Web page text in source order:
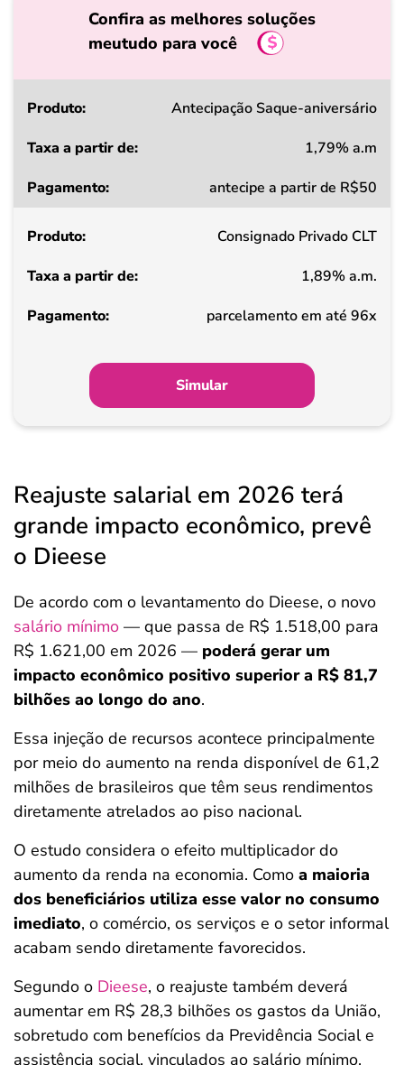
Confira as melhores soluções
meutudo para você
Produto
a
de
Pagamento
Antecipação Saque-aniversário
1,79% a.m
antecipe a partir de R$50
Consignado Privado CLT
1,89% a.m.
parcelamento em até 96x
Simular
Reajuste salarial em 2026 terá
grande impacto econômico, prevê
o Dieese
De acordo com o levantamento do Dieese, o novo
salário mínimo — que passa de R$ 1.518,00 para
R$ 1.621,00 em 2026 — poderá gerar um
impacto econômico positivo superior a R$ 81,7
bilhões ao longo do ano.
Essa injeção de recursos acontece principalmente
por meio do aumento na renda disponível de 61,2
milhões de brasileiros que têm seus rendimentos
diretamente atrelados ao piso nacional.
O estudo considera o efeito multiplicador do
aumento da renda na economia. Como a maioria
dos beneficiários utiliza esse valor no consumo
imediato, o comércio, os serviços e o setor informal
acabam sendo diretamente favorecidos.
Segundo o Dieese, o reajuste também deverá
aumentar em R$ 28,3 bilhões os gastos da União,
sobretudo com benefícios da Previdência Social e
assistência social, vinculados ao salário mínimo.